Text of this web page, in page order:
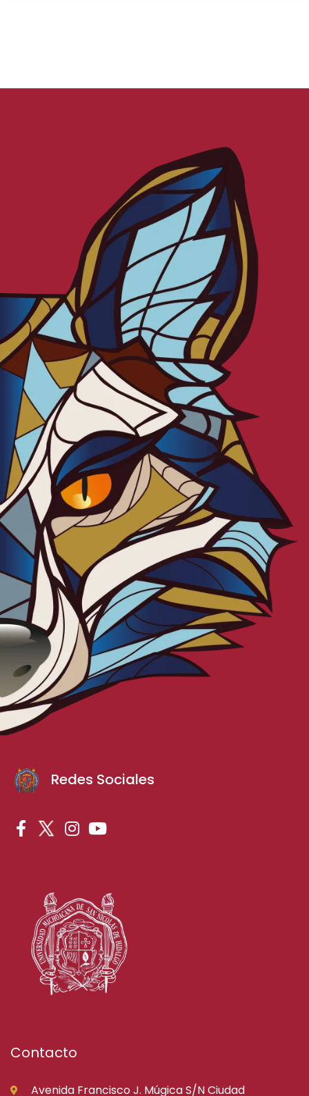
Redes Sociales
Contacto
Avenida Francisco J. Múgica S/N Ciudad